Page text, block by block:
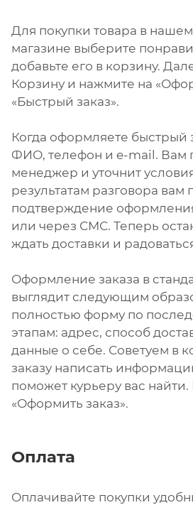
Для покупки товара в
магазине выберите
добавьте его в корзину.
Корзину и нажмите на
«Быстрый заказ».
Когда оформляете быстрый
ФИО, телефон и e-mail. Вам
менеджер и уточнит
результатам разговора вам
подтверждение
или через СМС. Теперь
ждать доставки и
Оформление заказа в
выглядит следующим
полностью форму по
этапам: адрес, способ
данные о себе. Советуем в
заказу написать
поможет курьеру вас
«Оформить заказ».
Оплата
Оплачивайте покупки